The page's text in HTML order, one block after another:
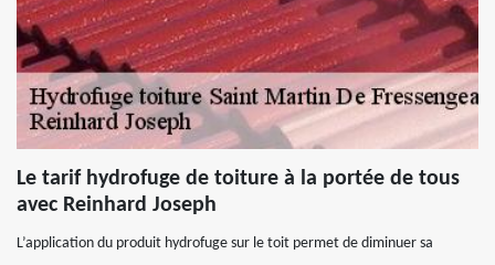
Le tarif hydrofuge de toiture à la portée de tous
avec Reinhard Joseph
L’application du produit hydrofuge sur le toit permet de diminuer sa